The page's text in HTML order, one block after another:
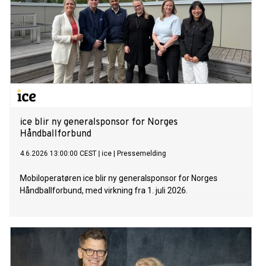
ice blir ny generalsponsor for Norges
Håndballforbund
4.6.2026 13:00:00 CEST ice Pressemelding
Mobiloperatøren ice blir ny generalsponsor for Norges
Håndballforbund, med virkning fra 1. juli 2026.